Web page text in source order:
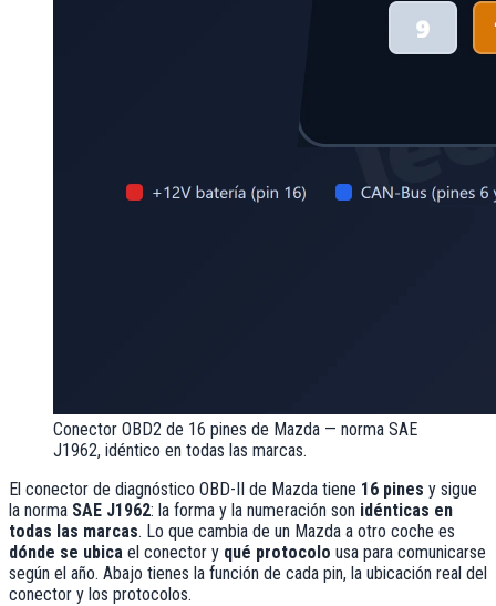
Conector OBD2 de 16 pines de Mazda — norma SAE
J1962, idéntico en todas las marcas.
El conector de diagnóstico OBD-II de Mazda tiene 16 pines y sigue
la norma SAE J1962: la forma y la numeración son idénticas en
todas las marcas. Lo que cambia de un Mazda a otro coche es
dónde se ubica el conector y qué protocolo usa para comunicarse
según el año. Abajo tienes la función de cada pin, la ubicación real del
conector y los protocolos.